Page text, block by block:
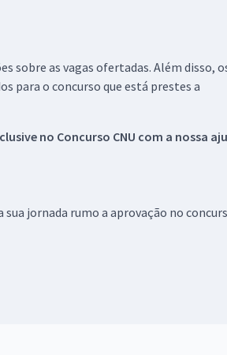
sobre as vagas ofertadas. Além disso,
para o concurso que está prestes a
no Concurso CNU com a nossa
jornada rumo a aprovação no